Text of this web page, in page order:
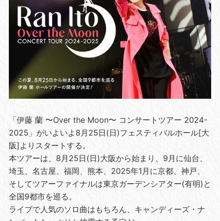
「伊藤 蘭 〜Over the Moon〜 コンサートツアー 2024-
2025」がいよいよ8月25日(日)フェスティバルホール[大
阪]よりスタートする。
本ツアーは、8月25日(日)大阪から始まり、9月に仙台、
埼玉、名古屋、福岡、熊本、2025年1月に京都、神戸、
そしてツアーファイナルは東京ガーデンシアター(有明)と
全国9都市を巡る。
ライブで人気のソロ曲はもちろん、キャンディーズ・ナ